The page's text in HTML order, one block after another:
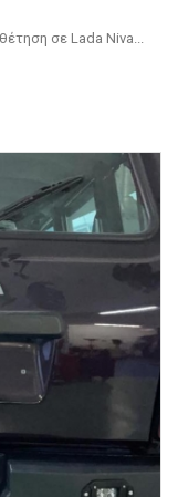
σε Lada Niva...